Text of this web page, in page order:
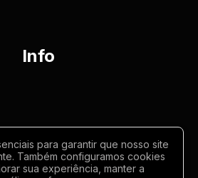
Info
para garantir que nosso site
Também configuramos cookies
sua experiência, manter a